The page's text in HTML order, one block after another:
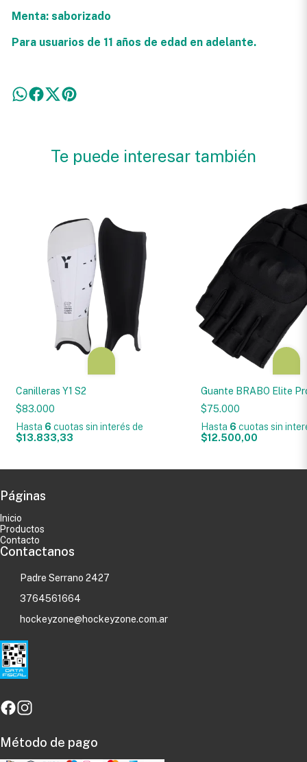
Menta: saborizado
Para usuarios de 11 años de edad en adelante.
Te puede interesar también
Canilleras Y1 S2
$83.000
Hasta 6 cuotas sin interés de
$13.833,33
Guante BRABO Elite
$75.000
Hasta 6 cuotas sin
$12.500,00
Páginas
Inicio
Productos
Contacto
Contactanos
Padre Serrano 2427
3764561664
hockeyzone@hockeyzone.com.ar
Método de pago